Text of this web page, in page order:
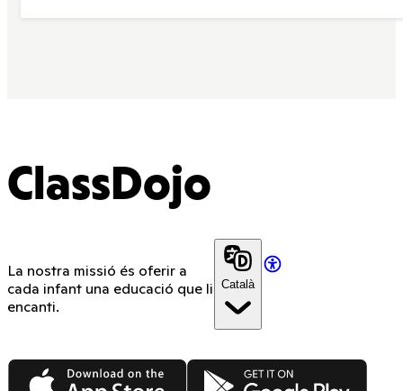
ClassDojo
La nostra missió és oferir a
cada infant una educació que li
encanti.
Català
App Store Google Play